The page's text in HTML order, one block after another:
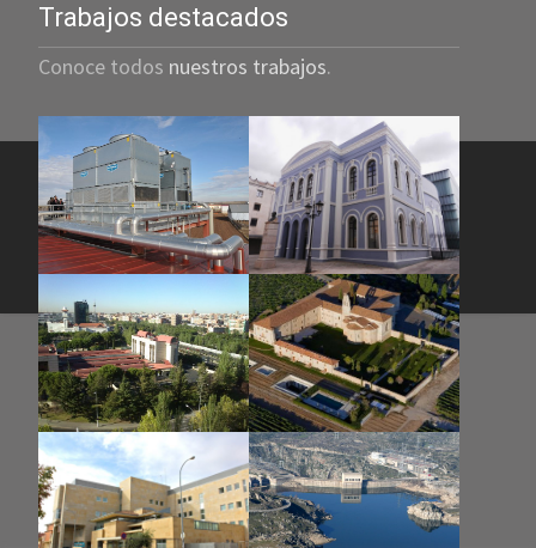
Trabajos destacados
Conoce todos nuestros trabajos.
© 2023CG SISTEMASTodos los derechos reservados
Aviso Legal y Política de Privacidad
Política de Cookies |
Más
información sobre Cookies
Desarrollo web:Questión de Imagen Comunicación